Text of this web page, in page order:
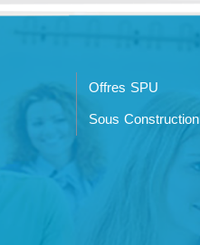
Offres SPU
Sous Construction